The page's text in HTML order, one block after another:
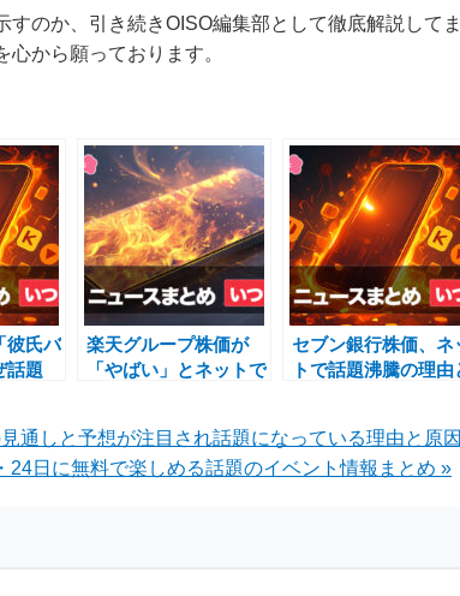
すのか、引き続きOISO編集部として徹底解説して
から願っております。
彼氏バ
話題
楽天グループ株価が
「やばい」とネットで
セブン銀行株価、ネ
トで話題沸騰の理由
通しと予想が注目され話題になっている理由と原
日に無料で楽しめる話題のイベント情報まとめ »